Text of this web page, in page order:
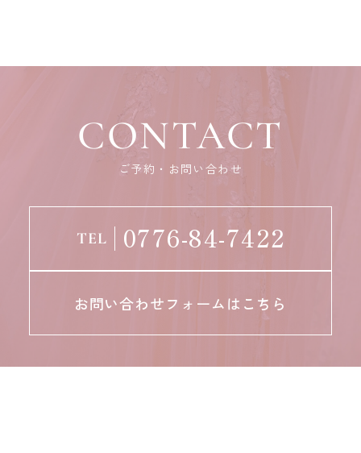
CONTACT
ご予約・お問い合わせ
TEL 0776-84-7422
お問い合わせフォームはこちら